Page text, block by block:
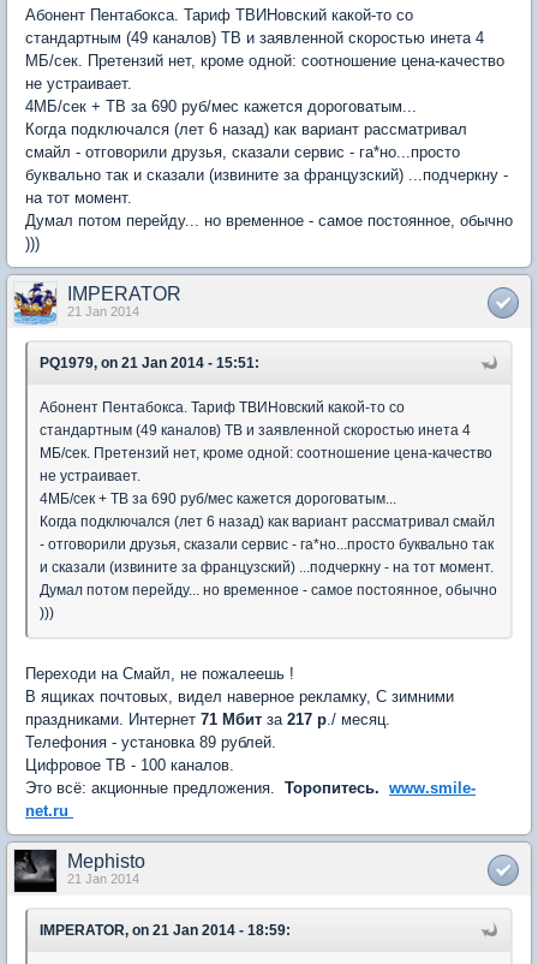
Абонент Пентабокса. Тариф ТВИНовский какой-то со
стандартным (49 каналов) ТВ и заявленной скоростью инета 4
МБ/сек. Претензий нет, кроме одной: соотношение цена-качество
не устраивает.
4МБ/сек + ТВ за 690 руб/мес кажется дороговатым...
Когда подключался (лет 6 назад) как вариант рассматривал
смайл - отговорили друзья, сказали сервис - га*но...просто
буквально так и сказали (извините за французский) ...подчеркну -
на тот момент.
Думал потом перейду... но временное - самое постоянное, обычно
)))
IMPERATOR
21 Jan 2014
PQ1979, on 21 Jan 2014 - 15:51:
Абонент Пентабокса. Тариф ТВИНовский какой-то со
стандартным (49 каналов) ТВ и заявленной скоростью инета 4
МБ/сек. Претензий нет, кроме одной: соотношение цена-качество
не устраивает.
4МБ/сек + ТВ за 690 руб/мес кажется дороговатым...
Когда подключался (лет 6 назад) как вариант рассматривал смайл
- отговорили друзья, сказали сервис - га*но...просто буквально так
и сказали (извините за французский) ...подчеркну - на тот момент.
Думал потом перейду... но временное - самое постоянное, обычно
)))
Переходи на Смайл, не пожалеешь !
В ящиках почтовых, видел наверное рекламку, С зимними
праздниками. Интернет 71 Мбит за 217 р ./ месяц.
Телефония - установка 89 рублей.
Цифровое ТВ - 100 каналов.
Это всё: акционные предложения. Торопитесь. www.smile-
net.ru
Mephisto
21 Jan 2014
IMPERATOR, on 21 Jan 2014 - 18:59: